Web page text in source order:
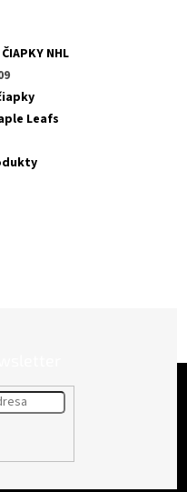
NHL
Leafs